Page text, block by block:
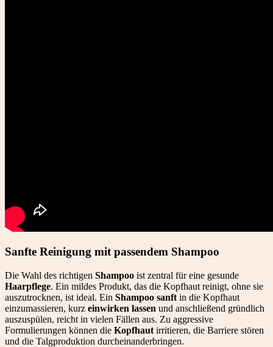
Sanfte Reinigung mit passendem Shampoo
Die Wahl des richtigen Shampoo ist zentral für eine gesunde
Haarpflege. Ein mildes Produkt, das die Kopfhaut reinigt, ohne sie
auszutrocknen, ist ideal. Ein Shampoo sanft in die Kopfhaut
einzumassieren, kurz einwirken lassen und anschließend gründlich
auszuspülen, reicht in vielen Fällen aus. Zu aggressive
Formulierungen können die Kopfhaut irritieren, die Barriere stören
und die Talgproduktion durcheinanderbringen.